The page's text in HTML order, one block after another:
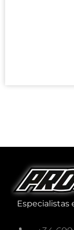
Especialistas